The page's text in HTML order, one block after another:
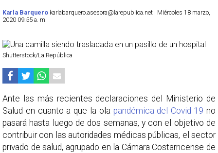
Karla Barquero karlabarquero.asesora@larepublica.net | Miércoles 18 marzo,
2020 09:55 a. m.
Shutterstock/La República
Ante las más recientes declaraciones del Ministerio de
Salud en cuanto a que la ola pandémica del Covid-19no
pasará hasta luego de dos semanas, y con el objetivo de
contribuir con las autoridades médicas públicas, el sector
privado de salud, agrupado en la Cámara Costarricense de